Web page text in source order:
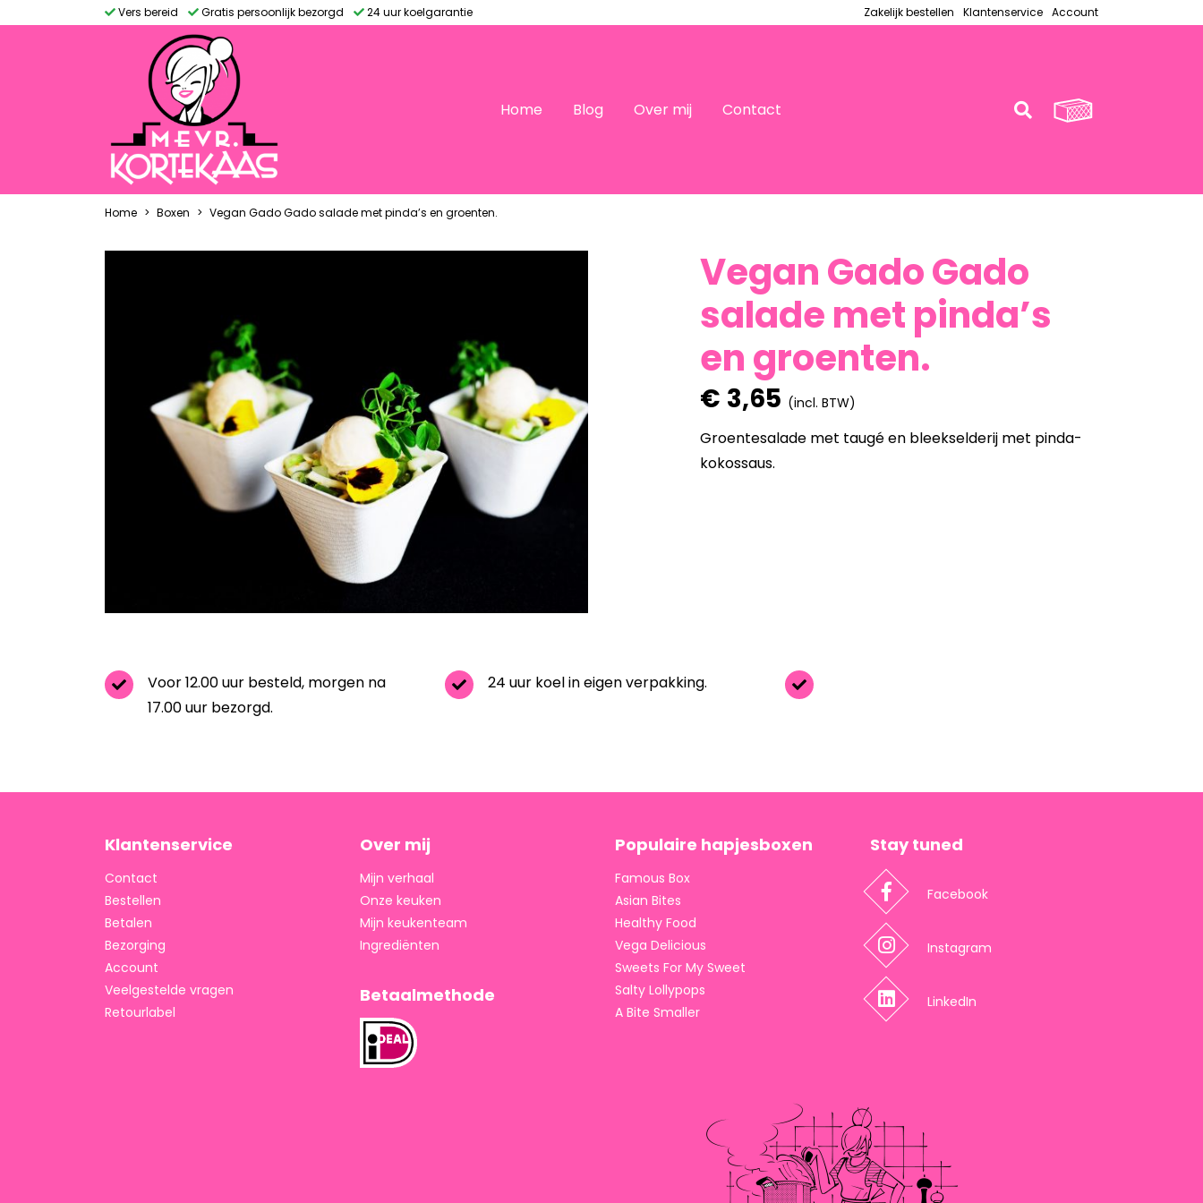
Vers bereid Gratis persoonlijk bezorgd 24 uur koelgarantie Zakelijk bestellen Klantenservice Account
Home Blog Over mij Contact
Home Boxen Vegan Gado Gado salade met pinda’s en groenten.
Vegan Gado Gado
salade met pinda’s
en groenten.
€ 3,65 (incl. BTW)
Groentesalade met taugé en bleekselderij met pinda-
kokossaus.
Voor 12.00 uur besteld, morgen na
17.00 uur bezorgd.
24 uur koel in eigen verpakking.
Klantenservice
Contact
Bestellen
Betalen
Bezorging
Account
Veelgestelde vragen
Retourlabel
Over mij
Mijn verhaal
Onze keuken
Mijn keukenteam
Ingrediënten
Betaalmethode
Populaire hapjesboxen
Famous Box
Asian Bites
Healthy Food
Vega Delicious
Sweets For My Sweet
Salty Lollypops
A Bite Smaller
Stay tuned
Facebook
Instagram
LinkedIn